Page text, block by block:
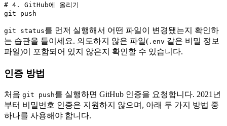
# 4. GitHub에 올리기
git status를 먼저 실행해서 어떤 파일이 변경됐는지 확인하
는 습관을 들이세요. 의도하지 않은 파일( .env 같은 비밀 정보
파일)이 포함되어 있지 않은지 확인할 수 있습니다.
인증 방법
처음 git push를 실행하면 GitHub 인증을 요청합니다. 2021년
부터 비밀번호 인증은 지원하지 않으며, 아래 두 가지 방법 중
하나를 사용해야 합니다.